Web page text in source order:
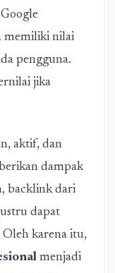
memiliki nilai
pengguna.
jika
aktif, dan
dampak
backlink dari
dapat
karena itu,
menjadi